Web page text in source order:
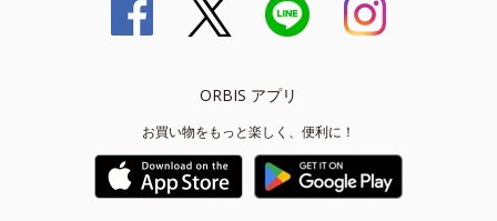
ORBIS アプリ
お買い物をもっと楽しく、便利に！